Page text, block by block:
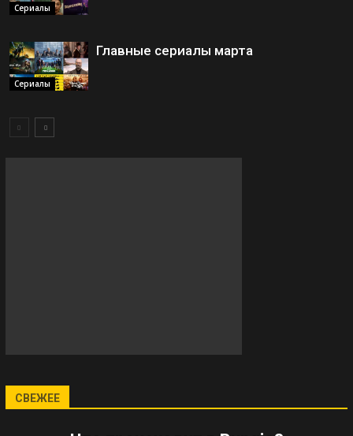
Сериалы
Сериалы
Главные сериалы марта
СВЕЖЕЕ